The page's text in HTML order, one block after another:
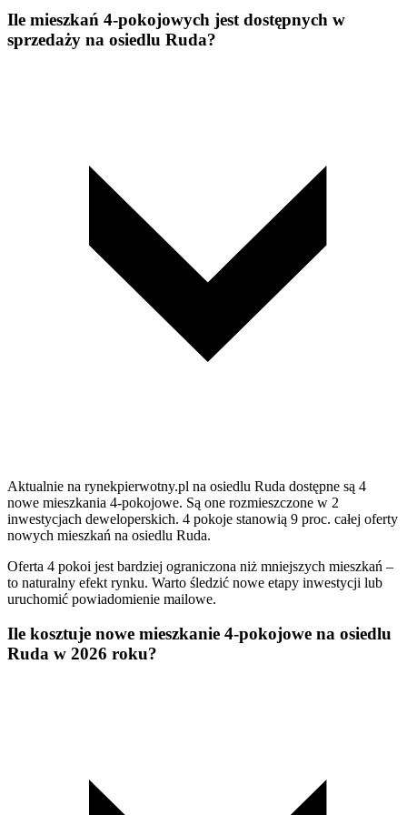
Ile mieszkań 4-pokojowych jest dostępnych w
sprzedaży na osiedlu Ruda?
Aktualnie na rynekpierwotny.pl na osiedlu Ruda dostępne są 4
nowe mieszkania 4-pokojowe. Są one rozmieszczone w 2
inwestycjach deweloperskich. 4 pokoje stanowią 9 proc. całej oferty
nowych mieszkań na osiedlu Ruda.
Oferta 4 pokoi jest bardziej ograniczona niż mniejszych mieszkań –
to naturalny efekt rynku. Warto śledzić nowe etapy inwestycji lub
uruchomić powiadomienie mailowe.
Ile kosztuje nowe mieszkanie 4-pokojowe na osiedlu
Ruda w 2026 roku?